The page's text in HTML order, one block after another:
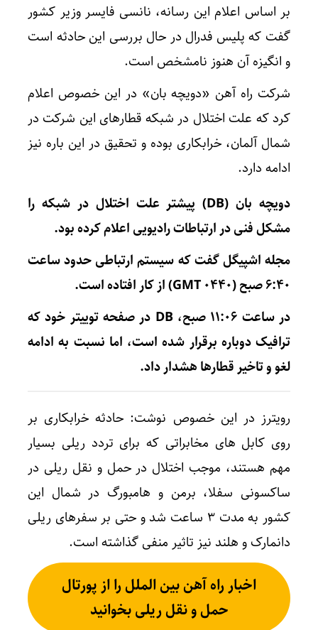
بر اساس اعلام این رسانه، نانسی فایسر وزیر کشور
گفت که پلیس فدرال در حال بررسی این حادثه است
و انگیزه آن هنوز نامشخص است.
شرکت راه آهن «دویچه بان» در این خصوص اعلام
کرد که علت اختلال در شبکه قطارهای این شرکت در
شمال آلمان، خرابکاری بوده و تحقیق در این باره نیز
ادامه دارد.
دویچه بان (DB) پیشتر علت اختلال در شبکه را
مشکل فنی در ارتباطات رادیویی اعلام کرده بود.
مجله اشپیگل گفت که سیستم ارتباطی حدود ساعت
۶:۴۰ صبح (۰۴۴۰ GMT) از کار افتاده است.
در ساعت ۱۱:۰۶ صبح، DB در صفحه توییتر خود که
ترافیک دوباره برقرار شده است، اما نسبت به ادامه
لغو و تاخیر قطارها هشدار داد.
رویترز در این خصوص نوشت: حادثه خرابکاری بر
روی کابل های مخابراتی که برای تردد ریلی بسیار
مهم هستند، موجب اختلال در حمل و نقل ریلی در
ساکسونی سفلا، برمن و هامبورگ در شمال این
کشور به مدت ۳ ساعت شد و حتی بر سفرهای ریلی
دانمارک و هلند نیز تاثیر منفی گذاشته است.
اخبار راه آهن بین الملل را از پورتال
حمل و نقل ریلی بخوانید